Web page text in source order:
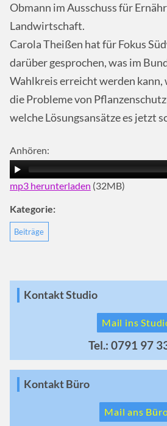
Obmann im Ausschuss für
Landwirtschaft.
Carola Theißen hat für Fokus
darüber gesprochen, was im
Wahlkreis erreicht werden kann,
die Probleme von
welche Lösungsansätze es jetzt
Anhören:
mp3 herunterladen (32MB)
Kategorie:
Beiträge
Kontakt Studio
Mail ins
Tel.: 0791 97
Kontakt Büro
Mail ans